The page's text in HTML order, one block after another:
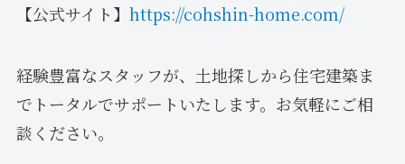
【公式サイト】 https://cohshin-home.com/
経験豊富なスタッフが、土地探しから住宅建築ま
でトータルでサポートいたします。お気軽にご相
談ください。